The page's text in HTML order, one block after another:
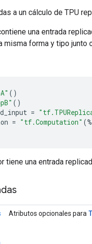
a un cálculo de TPU
una entrada
misma forma y tipo junto
()
()
=
= "tf.Computation" (%
tiene una entrada
Atributos opcionales para